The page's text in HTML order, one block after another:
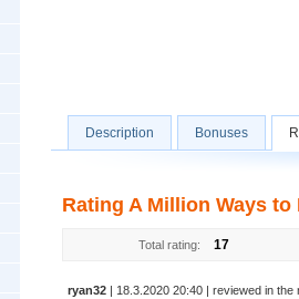
Description Bonuses
Rating A Million Ways
Total rating: 17
ryan32 | 18.3.2020 20:40 | reviewed in